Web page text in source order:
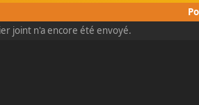
joint n'a encore été envoyé.